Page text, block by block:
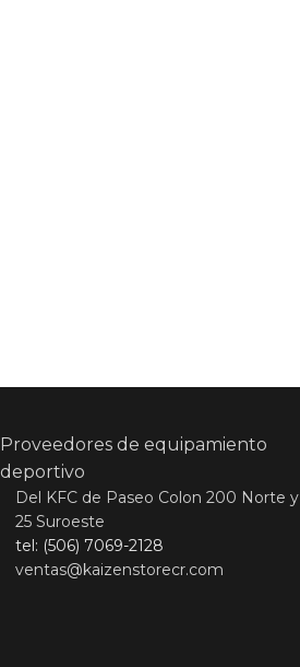
Proveedores de equipamiento
deportivo
Del KFC de Paseo Colon 200 Norte y
25 Suroeste
tel: (506) 7069-2128
ventas@kaizenstorecr.com